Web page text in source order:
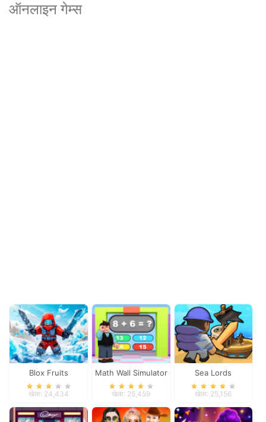
ऑनलाइन गेम्स
Blox Fruits
खेला: 24,434
Math Wall Simulator
खेला: 25,459
Sea Lords
खेला: 25,156